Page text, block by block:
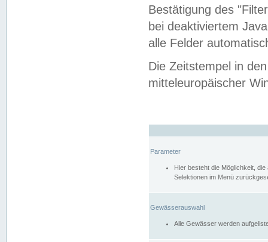
Bestätigung des
bei deaktiviertem
alle Felder
Die Zeitstempel in
mitteleuropäischer
Parameter
Hier besteht die Möglichkeit,
Selektionen im Menü
Gewässerauswahl
Alle Gewässer werden